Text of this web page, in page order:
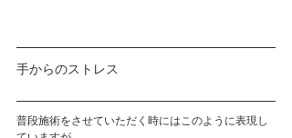
手からのストレス
普段施術をさせていただく時にはこのように表現し